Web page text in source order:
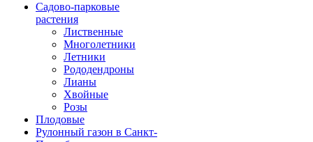
Садово-парковые
растения
Лиственные
Многолетники
Летники
Рододендроны
Лианы
Хвойные
Розы
Плодовые
Рулонный газон в Санкт-